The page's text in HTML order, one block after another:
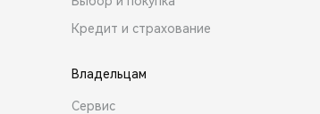
Кредит и страхование
Владельцам
Сервис